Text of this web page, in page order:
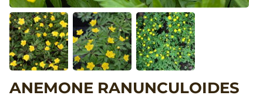
ANEMONE RANUNCULOIDES